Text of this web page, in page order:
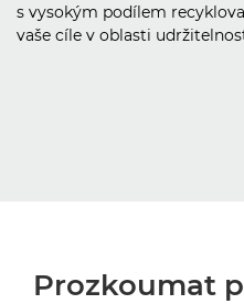
s vysokým podílem
vaše cíle v oblasti
Prozkoumat